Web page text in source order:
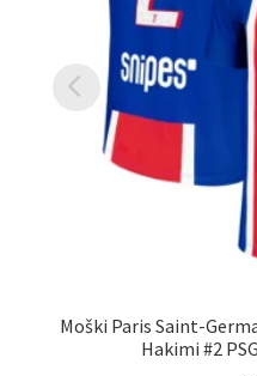
Moški Paris Saint-
Hakimi #2